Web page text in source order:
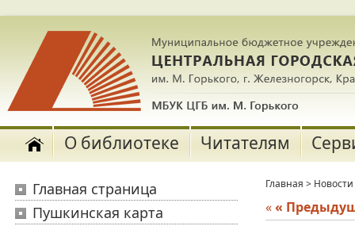
О библиотеке Читателям
Главная страница
Пушкинская карта
Главная > Новости
««